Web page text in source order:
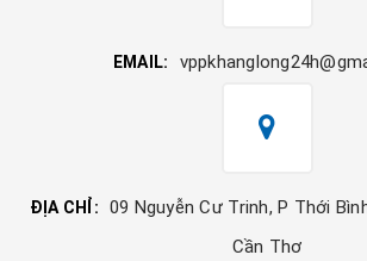
EMAIL:
ĐỊA CHỈ:
09 Nguyễn Cư Trinh, P Thới
Cần Thơ